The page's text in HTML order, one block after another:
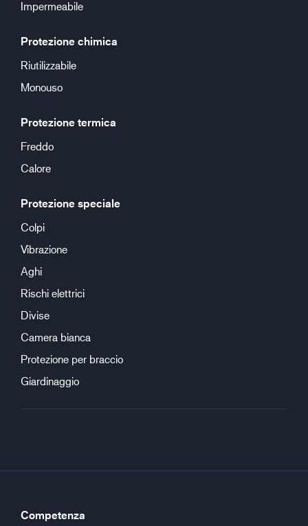
Impermeabile
Protezione chimica
Riutilizzabile
Monouso
Protezione termica
Freddo
Calore
Protezione speciale
Colpi
Vibrazione
Aghi
Rischi elettrici
Divise
Camera bianca
Protezione per braccio
Giardinaggio
Competenza